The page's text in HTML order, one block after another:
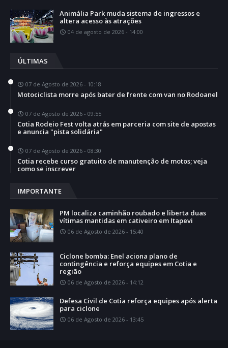
Animália Park muda sistema de ingressos e
altera acesso às atrações
04 de agosto de 2026 - 14:00
ÚLTIMAS
07 de Agosto de 2026 - 10:18
Motociclista morre após bater de frente com van no Rodoanel
07 de Agosto de 2026 - 09:55
Cotia Rodeio Fest volta atrás em parceria com site de apostas
e anuncia "pista solidária"
07 de Agosto de 2026 - 08:30
Cotia recebe curso gratuito de manutenção de motos; veja
como se inscrever
IMPORTANTE
PM localiza caminhão roubado e liberta duas
vítimas mantidas em cativeiro em Itapevi
06 de Agosto de 2026 - 15:40
Ciclone bomba: Enel aciona plano de
contingência e reforça equipes em Cotia e
região
06 de Agosto de 2026 - 14:12
Defesa Civil de Cotia reforça equipes após alerta
para ciclone
06 de Agosto de 2026 - 13:45